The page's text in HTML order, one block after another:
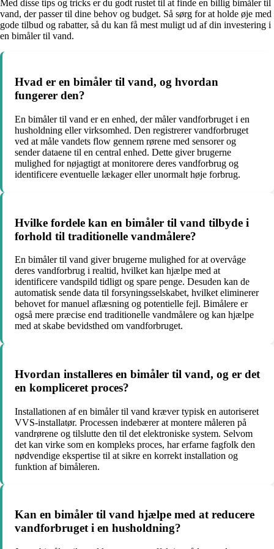
Med disse tips og tricks er du godt rustet til at finde en billig bimåler til
vand, der passer til dine behov og budget. Så sørg for at holde øje med
gode tilbud og rabatter, så du kan få mest muligt ud af din investering i
en bimåler til vand.
Hvad er en bimåler til vand, og hvordan
fungerer den?
En bimåler til vand er en enhed, der måler vandforbruget i en
husholdning eller virksomhed. Den registrerer vandforbruget
ved at måle vandets flow gennem rørene med sensorer og
sender dataene til en central enhed. Dette giver brugerne
mulighed for nøjagtigt at monitorere deres vandforbrug og
identificere eventuelle lækager eller unormalt høje forbrug.
Hvilke fordele kan en bimåler til vand tilbyde i
forhold til traditionelle vandmålere?
En bimåler til vand giver brugerne mulighed for at overvåge
deres vandforbrug i realtid, hvilket kan hjælpe med at
identificere vandspild tidligt og spare penge. Desuden kan de
automatisk sende data til forsyningsselskabet, hvilket eliminerer
behovet for manuel aflæsning og potentielle fejl. Bimålere er
også mere præcise end traditionelle vandmålere og kan hjælpe
med at skabe bevidsthed om vandforbruget.
Hvordan installeres en bimåler til vand, og er det
en kompliceret proces?
Installationen af en bimåler til vand kræver typisk en autoriseret
VVS-installatør. Processen indebærer at montere måleren på
vandrørene og tilslutte den til det elektroniske system. Selvom
det kan virke som en kompleks proces, har erfarne fagfolk den
nødvendige ekspertise til at sikre en korrekt installation og
funktion af bimåleren.
Kan en bimåler til vand hjælpe med at reducere
vandforbruget i en husholdning?